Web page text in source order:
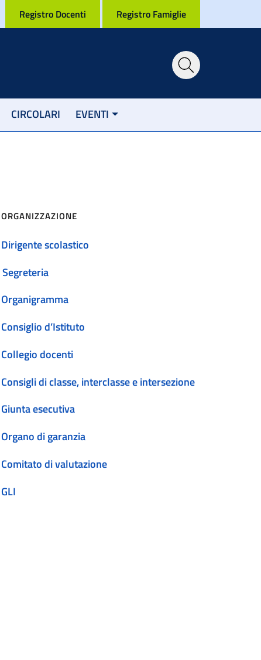
Registro Docenti Registro Famiglie
CIRCOLARI EVENTI
ORGANIZZAZIONE
Dirigente scolastico
Segreteria
Organigramma
Consiglio d’Istituto
Collegio docenti
Consigli di classe, interclasse e intersezione
Giunta esecutiva
Organo di garanzia
Comitato di valutazione
GLI